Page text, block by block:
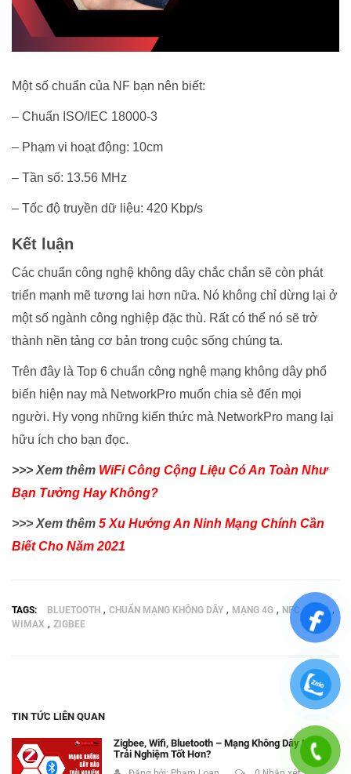
Một số chuẩn của NF bạn nên biết:
– Chuẩn ISO/IEC 18000-3
– Phạm vi hoạt động: 10cm
– Tần số: 13.56 MHz
– Tốc độ truyền dữ liệu: 420 Kbp/s
Kết luận
Các chuẩn công nghệ không dây chắc chắn sẽ còn phát
triển mạnh mẽ tương lai hơn nữa. Nó không chỉ dừng lại ở
một số ngành công nghiệp đặc thù. Rất có thể nó sẽ trở
thành nền tảng cơ bản trong cuộc sống chúng ta.
Trên đây là Top 6 chuẩn công nghệ mạng không dây phổ
biến hiện nay mà NetworkPro muốn chia sẻ đến mọi
người. Hy vọng những kiến thức mà NetworkPro mang lại
hữu ích cho bạn đọc.
>>> Xem thêm WiFi Công Cộng Liệu Có An Toàn Như
Bạn Tưởng Hay Không?
>>> Xem thêm 5 Xu Hướng An Ninh Mạng Chính Cần
Biết Cho Năm 2021
TAGS: BLUETOOTH , CHUẨN MẠNG KHÔNG DÂY , MẠNG 4G , NFC , WIFI,
WIMAX , ZIGBEE
TIN TỨC LIÊN QUAN
Zigbee, Wifi, Bluetooth – Mạng Không Dây Nào
Trải Nghiệm Tốt Hơn?